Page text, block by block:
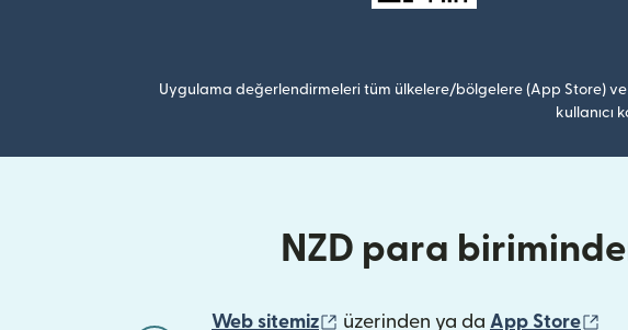
Uygulama değerlendirmeleri tüm ülkelere/bölgelere (App Store)
kullanıcı
NZD para
Web sitemiz (yeni pencerede açılır)
üzerinden ya da App Store